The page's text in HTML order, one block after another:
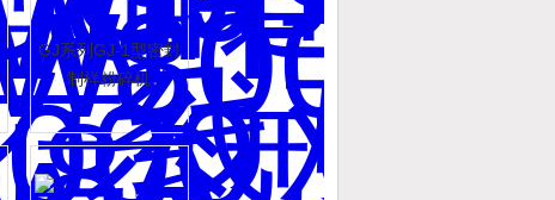
GJ系列GJ-1型密封
制样粉碎机